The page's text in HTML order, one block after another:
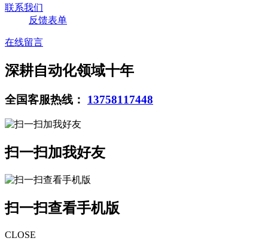
联系我们
反馈表单
在线留言
深耕自动化领域十年
全国客服热线： 13758117448
扫一扫加我好友
扫一扫查看手机版
CLOSE